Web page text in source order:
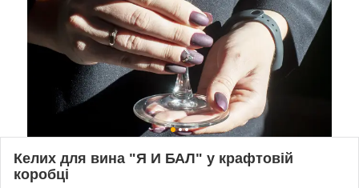
Келих для вина "Я И БАЛ" у крафтовій
коробці